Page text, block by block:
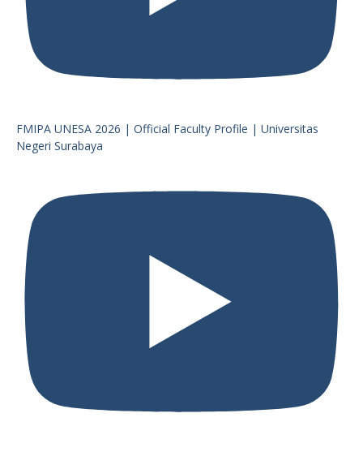
FMIPA UNESA 2026 | Official Faculty Profile | Universitas
Negeri Surabaya